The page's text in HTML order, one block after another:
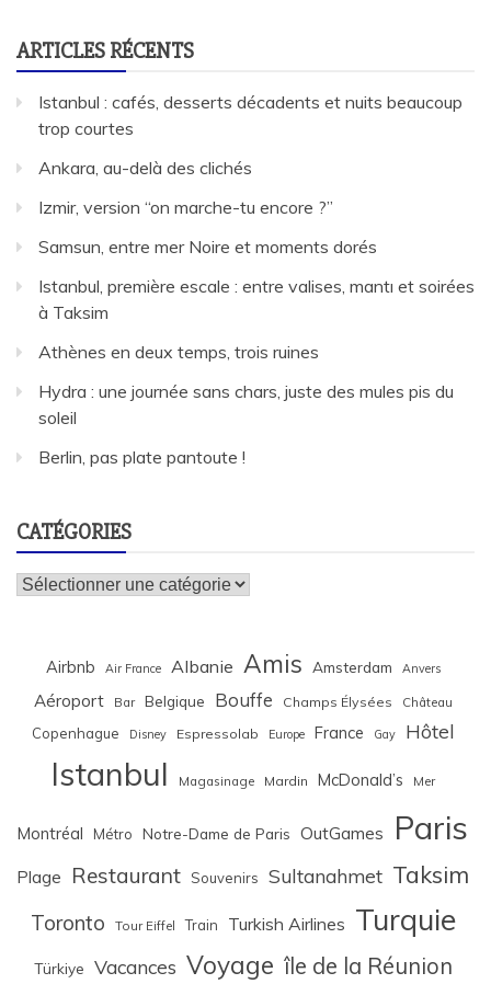
ARTICLES RÉCENTS
Istanbul : cafés, desserts décadents et nuits beaucoup
trop courtes
Ankara, au-delà des clichés
Izmir, version “on marche-tu encore ?”
Samsun, entre mer Noire et moments dorés
Istanbul, première escale : entre valises, mantı et soirées
à Taksim
Athènes en deux temps, trois ruines
Hydra : une journée sans chars, juste des mules pis du
soleil
Berlin, pas plate pantoute !
CATÉGORIES
Catégories
Airbnb Air France Albanie Amis Amsterdam Anvers
Aéroport Bar Belgique Bouffe Champs Élysées Château
Copenhague Disney Espressolab Europe France Gay Hôtel
Istanbul Magasinage Mardin McDonald’s Mer
Montréal Métro Notre-Dame de Paris OutGames Paris
Plage Restaurant Souvenirs Sultanahmet Taksim
Toronto Tour Eiffel Train Turkish Airlines Turquie
Türkiye Vacances Voyage île de la Réunion